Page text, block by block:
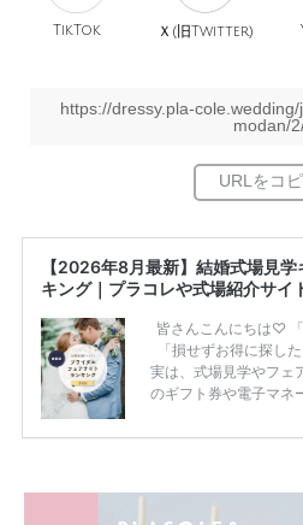
TikTok Ｘ(旧Twitter)
https://dressy.pla-
modan/
【2026年8月最新】結婚式場見
キング｜プラコレや式場紹介サイ
皆さんこんにちは♡
「損せずお得に探し
実は、式場見学やフェ
のギフト券や電子マネ
ため、比較せずに選